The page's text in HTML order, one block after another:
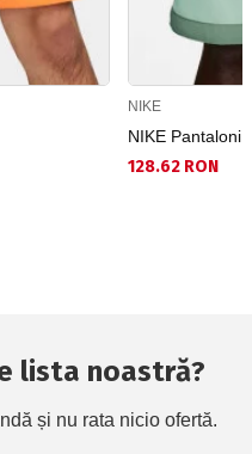
NIKE
NIKE Pantaloni
128.62 RON
lista noastră?
și nu rata nicio ofertă.